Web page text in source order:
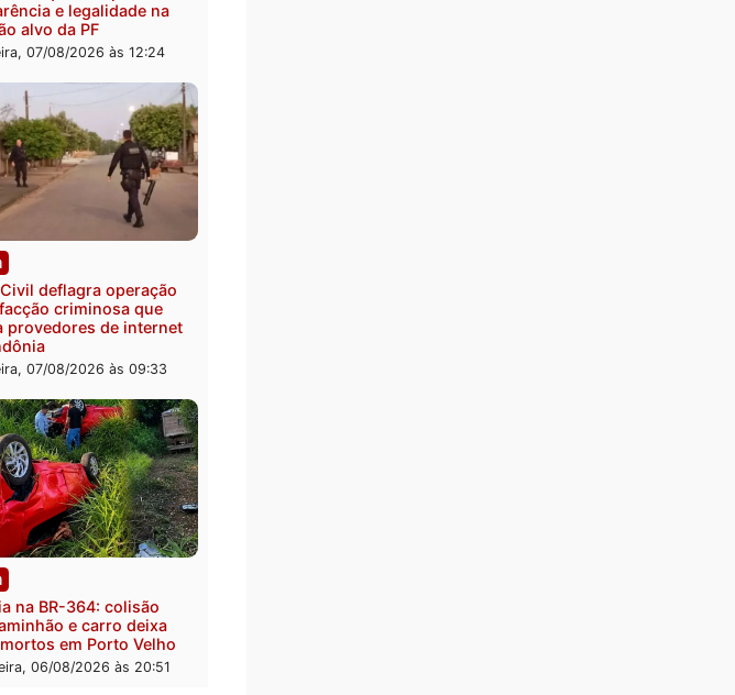
2 MILHÕES – Unnesa apresenta
transparência e legalidade na
operação alvo da PF
sexta-feira, 07/08/2026 às 12:24
Polícia
contra facção criminosa que
atacava provedores de internet
em Rondônia